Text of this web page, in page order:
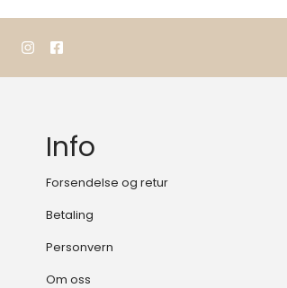
Info
Forsendelse og retur
Betaling
Personvern
Om oss